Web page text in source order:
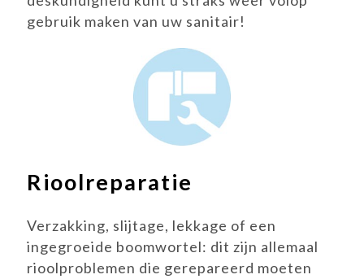
gebruik maken van uw sanitair!
Rioolreparatie
Verzakking, slijtage, lekkage of een
ingegroeide boomwortel: dit zijn allemaal
rioolproblemen die gerepareerd moeten